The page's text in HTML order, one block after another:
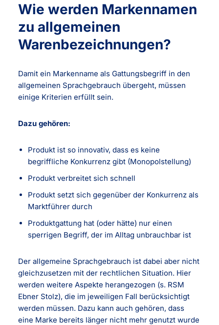
Wie werden Markennamen
zu allgemeinen
Warenbezeichnungen?
Damit ein Markenname als Gattungsbegriff in den
allgemeinen Sprachgebrauch übergeht, müssen
einige Kriterien erfüllt sein.
Dazu gehören:
Produkt ist so innovativ, dass es keine
begriffliche Konkurrenz gibt (Monopolstellung)
Produkt verbreitet sich schnell
Produkt setzt sich gegenüber der Konkurrenz als
Marktführer durch
Produktgattung hat (oder hätte) nur einen
sperrigen Begriff, der im Alltag unbrauchbar ist
Der allgemeine Sprachgebrauch ist dabei aber nicht
gleichzusetzen mit der rechtlichen Situation. Hier
werden weitere Aspekte herangezogen (s. RSM
Ebner Stolz), die im jeweiligen Fall berücksichtigt
werden müssen. Dazu kann auch gehören, dass
eine Marke bereits länger nicht mehr genutzt wurde